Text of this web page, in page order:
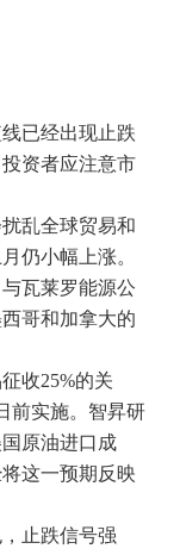
已经出现止跌
资者应注意市
乱全球贸易和
仍小幅上涨。
瓦莱罗能源公
哥和加拿大的
收25%的关
前实施。智昇研
原油进口成
这一预期反映
止跌信号强